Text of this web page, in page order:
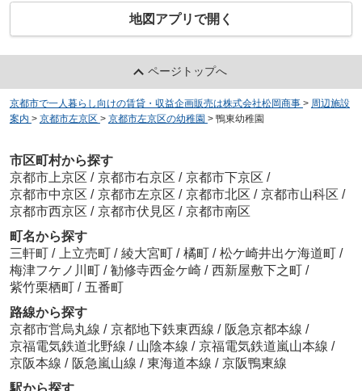
地図アプリで開く
ページトップへ
京都市で一人暮らし向けの賃貸・収益企画販売は株式会社松岡商事 > 周辺施設
案内 > 京都市左京区 > 京都市左京区の幼稚園 > 鴨東幼稚園
市区町村から探す
京都市上京区 / 京都市右京区 / 京都市下京区 /
京都市中京区 / 京都市左京区 / 京都市北区 / 京都市山科区 /
京都市西京区 / 京都市伏見区 / 京都市南区
町名から探す
三軒町 / 上立売町 / 綾大宮町 / 橘町 / 松ケ崎井出ケ海道町 /
梅津フケノ川町 / 勧修寺西金ケ崎 / 西新屋敷下之町 /
紫竹栗栖町 / 五番町
路線から探す
京都市営烏丸線 / 京都地下鉄東西線 / 阪急京都本線 /
京福電気鉄道北野線 / 山陰本線 / 京福電気鉄道嵐山本線 /
京阪本線 / 阪急嵐山線 / 東海道本線 / 京阪鴨東線
駅から探す